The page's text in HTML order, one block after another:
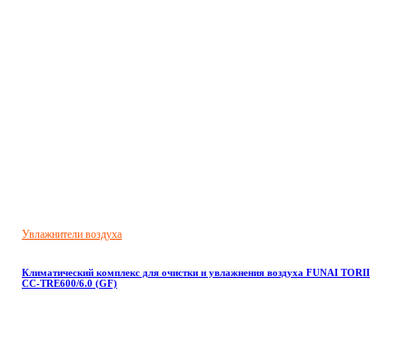
Увлажнители воздуха
Климатический комплекс для очистки и увлажнения воздуха FUNAI TORII
CC-TRE600/6.0 (GF)